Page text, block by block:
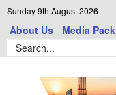
Sunday 9th August 2026
About Us Media Pack